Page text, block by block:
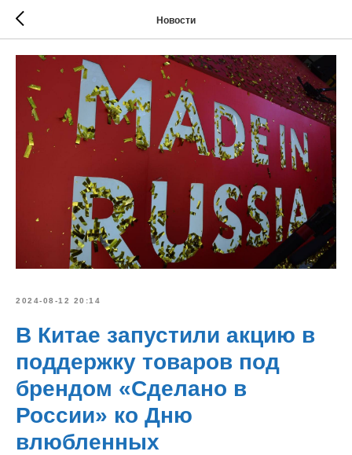
Новости
2024-08-12 20:14
В Китае запустили акцию в
поддержку товаров под
брендом «Сделано в
России» ко Дню
влюбленных